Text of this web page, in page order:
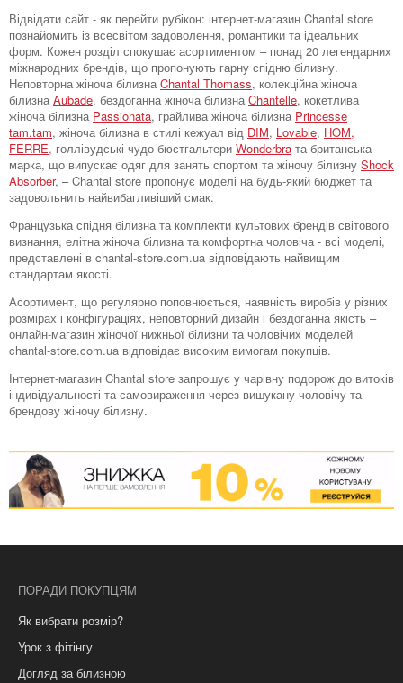
Відвідати сайт - як перейти рубікон: інтернет-магазин Chantal store
познайомить із всесвітом задоволення, романтики та ідеальних
форм. Кожен розділ спокушає асортиментом – понад 20 легендарних
міжнародних брендів, що пропонують гарну спідню білизну.
Неповторна жіноча білизна Chantal Thomass, колекційна жіноча
білизна Aubade, бездоганна жіноча білизна Chantelle, кокетлива
жіноча білизна Passionata, грайлива жіноча білизна Princesse
tam.tam, жіноча білизна в стилі кежуал від DIM, Lovable, HOM,
FERRE, голлівудські чудо-бюстгальтери Wonderbra та британська
марка, що випускає одяг для занять спортом та жіночу білизну Shock
Absorber, – Chantal store пропонує моделі на будь-який бюджет та
задовольнить найвибагливіший смак.
Французька спідня білизна та комплекти культових брендів світового
визнання, елітна жіноча білизна та комфортна чоловіча - всі моделі,
представлені в chantal-store.com.ua відповідають найвищим
стандартам якості.
Асортимент, що регулярно поповнюється, наявність виробів у різних
розмірах і конфігураціях, неповторний дизайн і бездоганна якість –
онлайн-магазин жіночої нижньої білизни та чоловічих моделей
chantal-store.com.ua відповідає високим вимогам покупців.
Інтернет-магазин Chantal store запрошує у чарівну подорож до витоків
індивідуальності та самовираження через вишукану чоловічу та
брендову жіночу білизну.
ПОРАДИ ПОКУПЦЯМ
Як вибрати розмір?
Урок з фітінгу
Догляд за білизною